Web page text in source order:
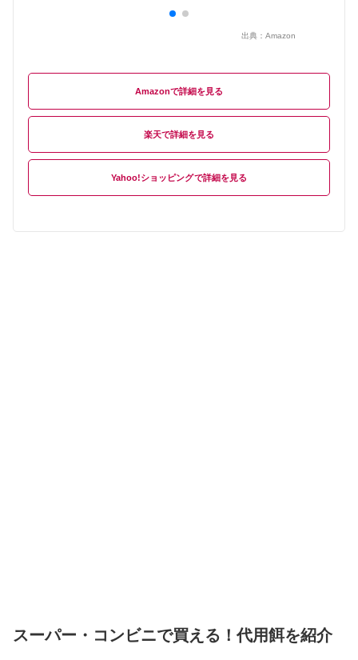
出典： Amazon
Amazon
楽天
Yahoo!ショッピング
スーパー・コンビニで買える！代用餌を紹介